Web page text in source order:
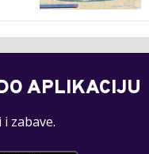
APLIKACIJU
zabave.